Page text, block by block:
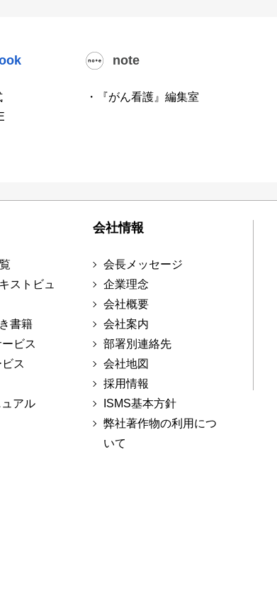
note
・『がん看護』編集室
ストビュ
書籍
ビス
ス
アル
会社情報
会長メッセージ
企業理念
会社概要
会社案内
部署別連絡先
会社地図
採用情報
ISMS基本方針
弊社著作物の利用につ
いて